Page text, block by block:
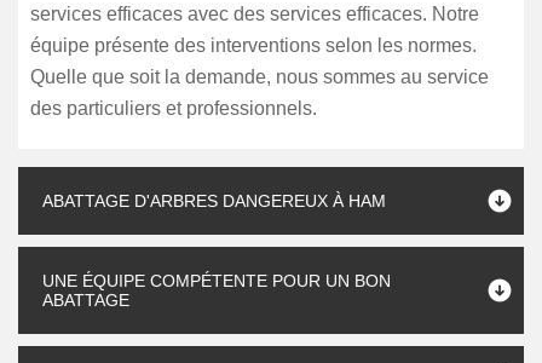
services efficaces avec des services efficaces. Notre
équipe présente des interventions selon les normes.
Quelle que soit la demande, nous sommes au service
des particuliers et professionnels.
ABATTAGE D'ARBRES DANGEREUX À HAM
UNE ÉQUIPE COMPÉTENTE POUR UN BON
ABATTAGE